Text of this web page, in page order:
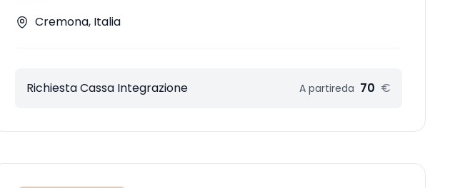
Cremona, Italia
Richiesta Cassa Integrazione A partireda 70 €